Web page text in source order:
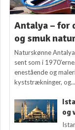
Antalya – for
og smuk
Naturskønne
sent som i
enestående og
kyststrækninger, og...
og